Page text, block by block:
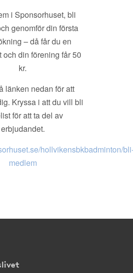
i Sponsorhuset, bli
genomför din första
– då får du en
och din förening får 50
kr.
länken nedan för att
Kryssa i att du vill bli
för att ta del av
erbjudandet.
hollvikensbkbadminton/
medlem